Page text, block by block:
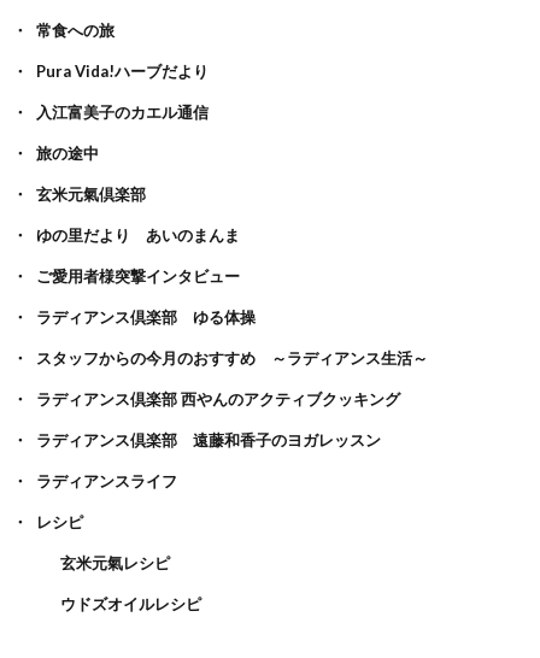
常食への旅
Pura Vida!ハーブだより
入江富美子のカエル通信
旅の途中
玄米元氣倶楽部
ゆの里だより あいのまんま
ご愛用者様突撃インタビュー
ラディアンス倶楽部 ゆる体操
スタッフからの今月のおすすめ ～ラディアンス生活～
ラディアンス倶楽部 西やんのアクティブクッキング
ラディアンス倶楽部 遠藤和香子のヨガレッスン
ラディアンスライフ
レシピ
玄米元氣レシピ
ウドズオイルレシピ